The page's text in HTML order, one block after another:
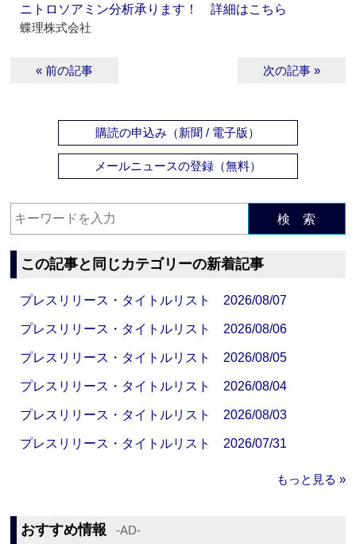
ニトロソアミン分析承ります！ 詳細はこちら
蝶理株式会社
« 前の記事 次の記事 »
購読の申込み（新聞 / 電子版）
メールニュースの登録（無料）
検 索
この記事と同じカテゴリーの新着記事
プレスリリース・タイトルリスト 2026/08/07
プレスリリース・タイトルリスト 2026/08/06
プレスリリース・タイトルリスト 2026/08/05
プレスリリース・タイトルリスト 2026/08/04
プレスリリース・タイトルリスト 2026/08/03
プレスリリース・タイトルリスト 2026/07/31
もっと見る »
おすすめ情報 ‐AD‐